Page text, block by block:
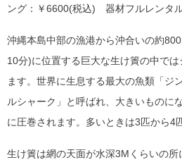
ング：￥6600(税込) 器材フルレンタ
沖縄本島中部の漁港から沖合いの約
10分)に位置する巨大な生け簀の中で
ます。世界に生息する最大の魚類「ジ
ルシャーク」と呼ばれ、大きいものに
に圧巻されます。多いときは3匹から4
生け簀は網の天面が水深3Mくらいの